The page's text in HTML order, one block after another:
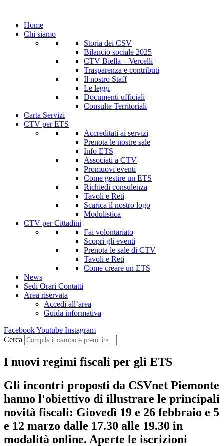
Home
Chi siamo
Storia dei CSV
Bilancio sociale 2025
CTV Biella – Vercelli
Trasparenza e contributi
Il nostro Staff
Le leggi
Documenti ufficiali
Consulte Territoriali
Carta Servizi
CTV per ETS
Accreditati ai servizi
Prenota le nostre sale
Info ETS
Associati a CTV
Promuovi eventi
Come gestire un ETS
Richiedi consulenza
Tavoli e Reti
Scarica il nostro logo
Modulistica
CTV per Cittadini
Fai volontariato
Scopri gli eventi
Prenota le sale di CTV
Tavoli e Reti
Come creare un ETS
News
Sedi Orari Contatti
Area riservata
Accedi all’area
Guida informativa
FacebookYoutube Instagram
Cerca
I nuovi regimi fiscali per gli ETS
Gli incontri proposti da CSVnet Piemonte
hanno l'obiettivo di illustrare le principali
novità fiscali: Giovedì 19 e 26 febbraio e 5
e 12 marzo dalle 17.30 alle 19.30 in
modalità online. Aperte le iscrizioni